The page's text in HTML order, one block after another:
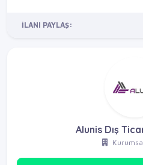
İLANI PAYLAŞ:
Alunis Dış